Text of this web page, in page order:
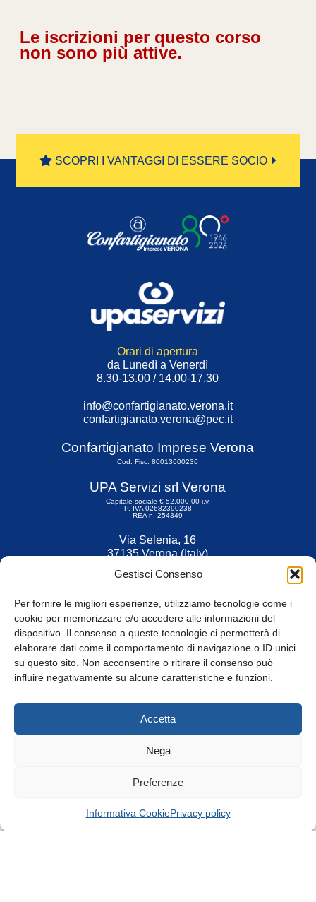
Gestisci Consenso
Per fornire le migliori esperienze, utilizziamo tecnologie come i
cookie per memorizzare e/o accedere alle informazioni del
dispositivo. Il consenso a queste tecnologie ci permetterà di
elaborare dati come il comportamento di navigazione o ID unici
su questo sito. Non acconsentire o ritirare il consenso può
influire negativamente su alcune caratteristiche e funzioni.
Accetta
Nega
Preferenze
Informativa CookiePrivacy policy
Le iscrizioni per questo corso
non sono più attive.
SCOPRI I VANTAGGI DI ESSERE SOCIO
Orari di apertura
da Lunedì a Venerdì
8.30-13.00 / 14.00-17.30
info@confartigianato.verona.it
confartigianato.verona@pec.it
Confartigianato Imprese Verona
Cod. Fisc. 80013600236
UPA Servizi srl Verona
Capitale sociale € 52.000,00 i.v.
P. IVA 02682390238
REA n. 254349
Via Selenia, 16
37135 Verona (Italy)
Fax 045 9211599
© Tutti i diritti riservati